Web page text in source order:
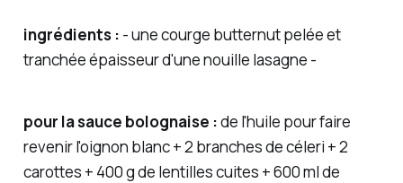
ingrédients : - une courge butternut pelée et
tranchée épaisseur d'une nouille lasagne -
pour la sauce bolognaise :de l'huile pour faire
revenir l'oignon blanc + 2 branches de céleri + 2
carottes + 400 g de lentilles cuites + 600 ml de